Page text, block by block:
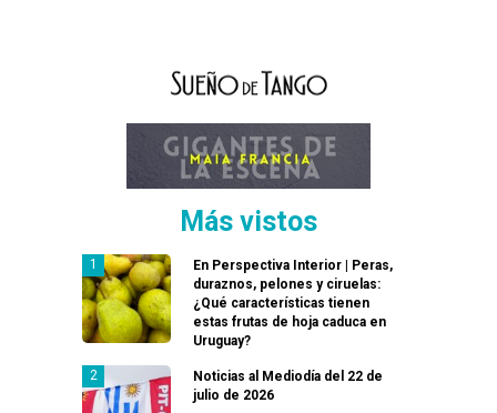
Más vistos
En Perspectiva Interior | Peras,
duraznos, pelones y ciruelas:
¿Qué características tienen
estas frutas de hoja caduca en
Uruguay?
Noticias al Mediodía del 22 de
julio de 2026